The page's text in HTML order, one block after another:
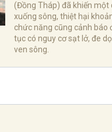
(Đồng Tháp) đã khiến một
xuống sông, thiệt hại
chức năng cũng cảnh báo
tục có nguy cơ sạt lở, đe
ven sông.